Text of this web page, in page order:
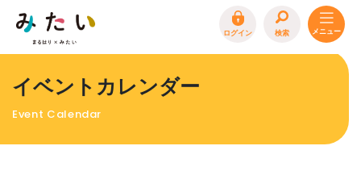
ログイン 検索
特集
イベントカレンダー
Event Calendar